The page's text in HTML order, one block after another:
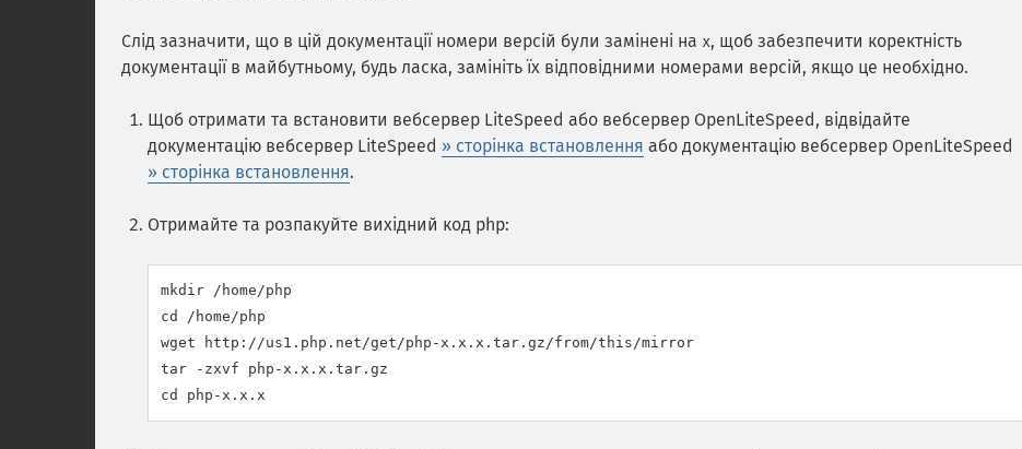
Слід зазначити, що в цій документації номери версій були замінені на x, щоб забезпечити коректність
документації в майбутньому, будь ласка, замініть їх відповідними номерами версій, якщо це необхідно.
Щоб отримати та встановити вебсервер LiteSpeed або вебсервер OpenLiteSpeed, відвідайте
документацію вебсервер LiteSpeed » сторінка встановлення або документацію вебсервер OpenLiteSpeed
» сторінка встановлення.
Отримайте та розпакуйте вихідний код php:
mkdir /home/php
cd /home/php
wget http://us1.php.net/get/php-x.x.x.tar.gz/from/this/mirror
tar -zxvf php-x.x.x.tar.gz